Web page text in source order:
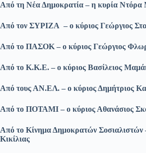
Από τη Νέα Δημοκρατία – η κυρία Ντόρα
Από τον ΣΥΡΙΖΑ – ο κύριος Γεώργιος
Από το ΠΑΣΟΚ – ο κύριος Γεώργιος
Από το Κ.Κ.Ε. – ο κύριος Βασίλειος
Από τους ΑΝ.ΕΛ. – ο κύριος Δημήτριος
Από το ΠΟΤΑΜΙ – ο κύριος Αθανάσιος
Από το Κίνημα Δημοκρατών Σοσιαλιστών
Κικίλιας